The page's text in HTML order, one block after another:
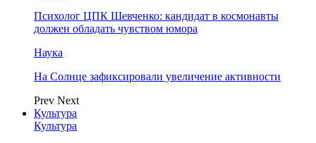
Психолог ЦПК Шевченко: кандидат в космонавты
должен обладать чувством юмора
Наука
На Солнце зафиксировали увеличение активности
Prev Next
Культура
Культура